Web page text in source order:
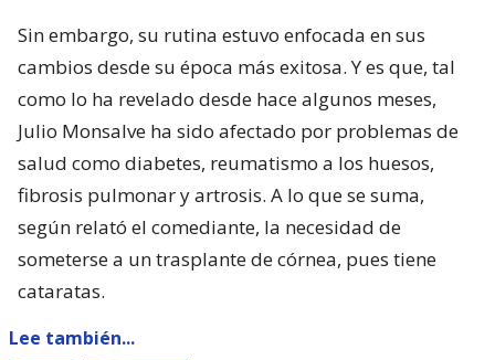
Sin embargo, su rutina estuvo enfocada en sus
cambios desde su época más exitosa. Y es que, tal
como lo ha revelado desde hace algunos meses,
Julio Monsalve ha sido afectado por problemas de
salud como diabetes, reumatismo a los huesos,
fibrosis pulmonar y artrosis. A lo que se suma,
según relató el comediante, la necesidad de
someterse a un trasplante de córnea, pues tiene
cataratas.
Lee también...